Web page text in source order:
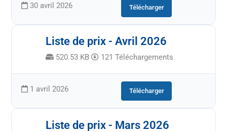
30 avril 2026 Télécharger
Liste de prix - Avril 2026
520.53 KB 121 Téléchargements
1 avril 2026 Télécharger
Liste de prix - Mars 2026